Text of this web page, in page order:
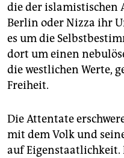
die der islamistischen
Berlin oder Nizza ihr
es um die
dort um einen
die westlichen Werte,
Freiheit.
Die Attentate
mit dem Volk und
auf Eigenstaatlichkeit.